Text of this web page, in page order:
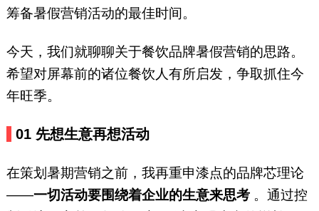
筹备暑假营销活动的最佳时间。
今天，我们就聊聊关于餐饮品牌暑假营销的思路。
希望对屏幕前的诸位餐饮人有所启发，争取抓住今
年旺季。
01 先想生意再想活动
在策划暑期营销之前，我再重申漆点的品牌芯理论
——一切活动要围绕着企业的生意来思考 。通过控